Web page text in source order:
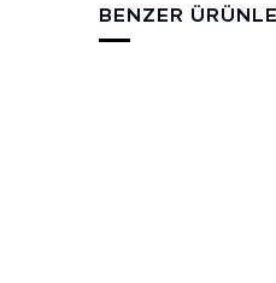
BENZER